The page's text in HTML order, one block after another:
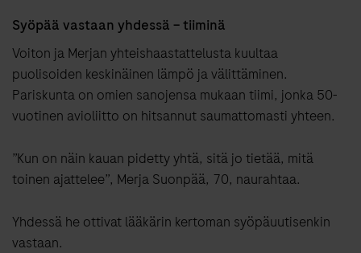
Syöpää vastaan yhdessä – tiiminä
Voiton ja Merjan yhteishaastattelusta kuultaa
puolisoiden keskinäinen lämpö ja välittäminen.
Pariskunta on omien sanojensa mukaan tiimi, jonka 50-
vuotinen avioliitto on hitsannut saumattomasti yhteen.
”Kun on näin kauan pidetty yhtä, sitä jo tietää, mitä
toinen ajattelee”, Merja Suonpää, 70, naurahtaa.
Yhdessä he ottivat lääkärin kertoman syöpäuutisenkin
vastaan.